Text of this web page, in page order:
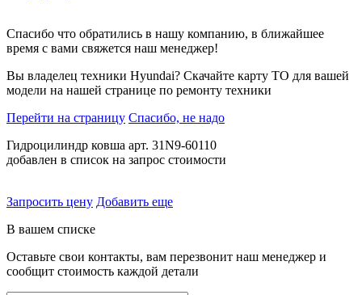
Спасибо что обратились в нашу компанию, в ближайшее
время с вами свяжется наш менеджер!
Вы владелец техники Hyundai? Скачайте карту ТО для вашей
модели на нашей странице по ремонту техники
Перейти на страницу Спасибо, не надо
Гидроцилиндр ковша арт. 31N9-60110
добавлен в список на запрос стоимости
Запросить цену Добавить еще
В вашем списке
Оставьте свои контакты, вам перезвонит наш менеджер и
сообщит стоимость каждой детали